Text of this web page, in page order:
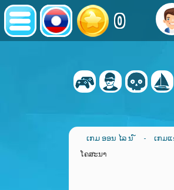
0
ເກມ ອອນ ໄລ ນ ໌ - ເກມ
ໂຄສະນາ